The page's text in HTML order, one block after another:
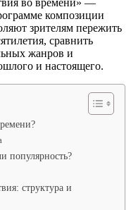
композиции
зрителям пережить
сравнить
жанров и
и настоящего.
популярность?
структура и